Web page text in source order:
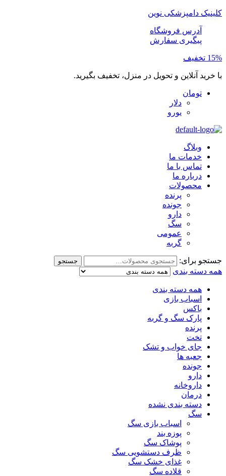
کلینیک دامپزشکی نوین
آدرس فروشگاه
پیگیری سفارش
15% تخفیف
با خرید آنلاین و تحویل در منزل، تخفیف بگیرید.
تومان
دلار
یورو
وبلاگ
خدمات ما
تماس با ما
درباره ما
محصولات
پرنده
جونده
دارو
سگ
عمومی
گربه
جستجو برای: جستجو
همه دسته بندی
همه دسته بندی
اسباب بازی
باکس
پارک سگ و گربه
پرنده
تخت
جای خواب و تشک
جعبه ها
جونده
دارو
داروخانه
درمان
دسته بندی نشده
سگ
اسباب بازی سگ
پوزه بند
پوشاک سگ
ظرف دستشویی سگ
غذای خشک سگ
قلاده سگ